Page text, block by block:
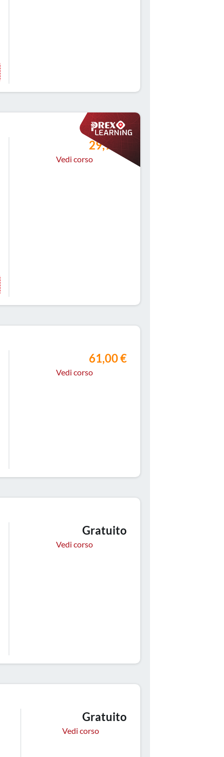
29,99 €
Vedi corso
61,00 €
Vedi corso
Gratuito
Vedi corso
Gratuito
Vedi corso